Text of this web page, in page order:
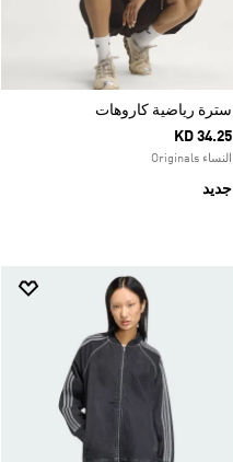
سترة رياضية كاروهات
KD 34.25
النساء Originals
جديد